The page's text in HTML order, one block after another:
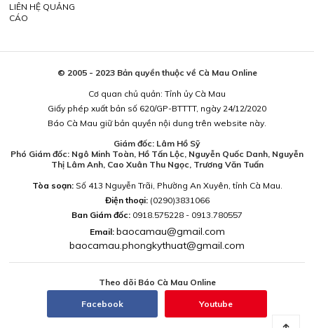
LIÊN HỆ QUẢNG
CÁO
© 2005 - 2023 Bản quyền thuộc về Cà Mau Online
Cơ quan chủ quản: Tỉnh ủy Cà Mau
Giấy phép xuất bản số 620/GP-BTTTT, ngày 24/12/2020
Báo Cà Mau giữ bản quyền nội dung trên website này.
Giám đốc: Lâm Hồ Sỹ
Phó Giám đốc: Ngô Minh Toàn, Hồ Tấn Lộc, Nguyễn Quốc Danh, Nguyễn
Thị Lâm Anh, Cao Xuân Thu Ngọc, Trương Văn Tuấn
Tòa soạn:Số 413 Nguyễn Trãi, Phường An Xuyên, tỉnh Cà Mau.
Điện thoại: (0290)3831066
Ban Giám đốc: 0918.575228 - 0913.780557
Email: baocamau@gmail.com
baocamau.phongkythuat@gmail.com
Theo dõi Báo Cà Mau Online
Facebook Youtube